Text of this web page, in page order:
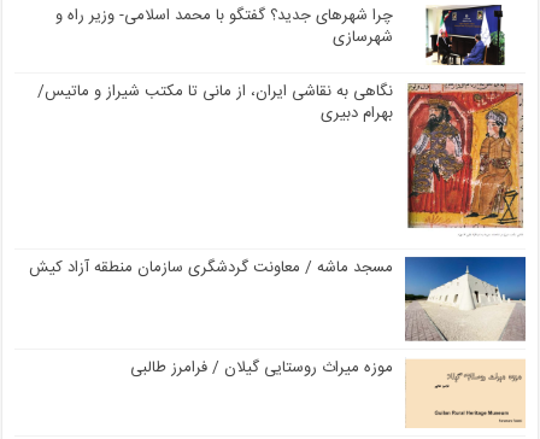
چرا شهرهای جدید؟ گفتگو با محمد اسلامی- وزیر راه و
شهرسازی
نگاهی به نقاشی ایران، از مانی تا مکتب شیراز و ماتیس/
بهرام دبیری
مسجد ماشه / معاونت گردشگری سازمان منطقه آزاد کیش
موزه میراث روستایی گیلان / فرامرز طالبی